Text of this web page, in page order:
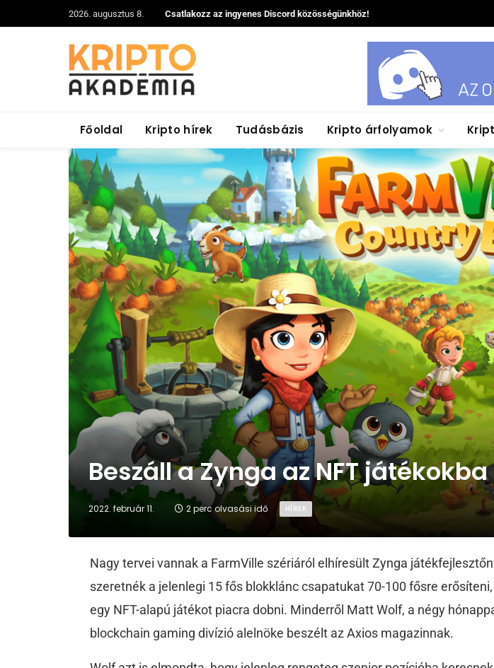
2026. augusztus 8. Csatlakozz az ingyenes Discord közösségünkhöz!
Főoldal Kripto hírek Tudásbázis Kripto árfolyamok
Beszáll a Zynga az NFT játékokba
2022. február 11. 2 perc olvasási idő HÍREK
Nagy tervei vannak a FarmVille szériáról elhíresült Zynga
szeretnék a jelenlegi 15 fős blokklánc csapatukat 70-100 fősre
egy NFT-alapú játékot piacra dobni. Minderről Matt Wolf, a négy
blockchain gaming divízió alelnöke beszélt az Axios magazinnak.